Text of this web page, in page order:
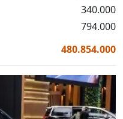
340.000
794.000
480.854.000